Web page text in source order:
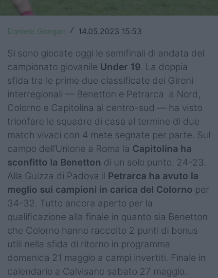
Super Rugby
Rugby in TV
Mercato
Serie A Elite
Campionati
Serie A
Serie B
Serie C
Femminile
Giovanili
Coppa Italia
Minirugby
Eventi
Daniele Goegan / 14.05.2023 15:53
Si sono giocate oggi le semifinali di andata del
campionato giovanile Under 19. La doppia
sfida tra le prime due classificate dei Gironi
interregionali — Benetton e Petrarca a Nord,
Colorno e Capitolina al centro-sud — ha visto
trionfare le squadre di casa al termine di due
match vivaci con 4 mete segnate per parte. Sul
campo dell’Unione a Roma la Capitolina ha
sconfitto la Benetton di un solo punto, 24-23.
Alla Guizza di Padova il Petrarca ha avuto la
meglio sui campioni in carica del Colorno per
34-32. Tutto ancora aperto per la
qualificazione alla finale in quanto sia Benetton
che Colorno hanno raccolto 2 punti di bonus
utili nella sfida di ritorno in programma
domenica 21 maggio a campi invertiti. Finale in
calendario a Calvisano sabato 27 maggio.